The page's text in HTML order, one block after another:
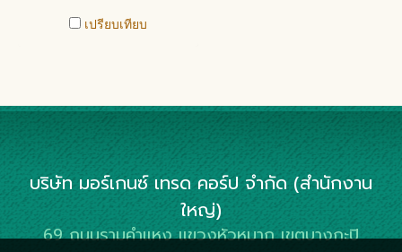
เปรียบเทียบ
บริษัท มอร์เกนซ์ เทรด คอร์ป จำกัด (สำนักงาน
ใหญ่)
69 ถนนรามคำแหง แขวงหัวหมาก เขตบางกะปิ